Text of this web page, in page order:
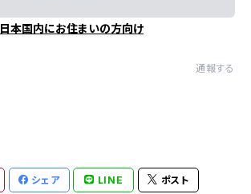
日本国内にお住まいの方向け
通報する
シェア LINE ポスト